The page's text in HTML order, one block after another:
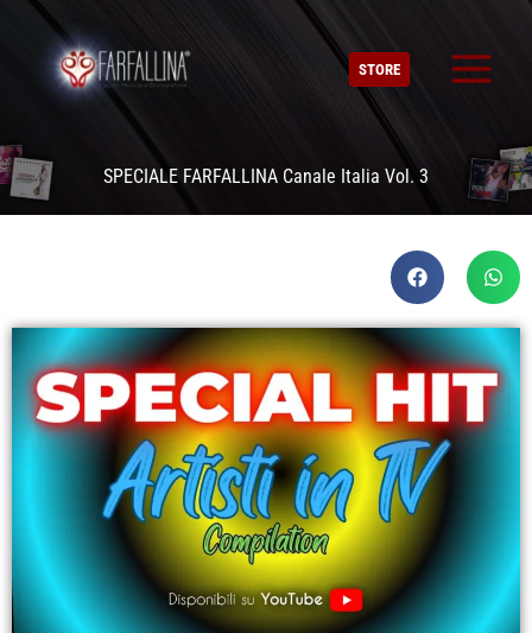
contenuto
STORE
SPECIALE FARFALLINA Canale Italia Vol. 3